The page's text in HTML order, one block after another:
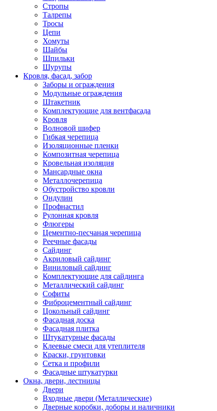
Стропы
Талрепы
Тросы
Цепи
Хомуты
Шайбы
Шпильки
Шурупы
Кровля, фасад, забор
Заборы и ограждения
Модульные ограждения
Штакетник
Комплектующие для вентфасада
Кровля
Волновой шифер
Гибкая черепица
Изоляционные пленки
Композитная черепица
Кровельная изоляция
Мансардные окна
Металлочерепица
Обустройство кровли
Ондулин
Профнастил
Рулонная кровля
Флюгеры
Цементно-песчаная черепица
Реечные фасады
Сайдинг
Акриловый сайдинг
Виниловый сайдинг
Комплектующие для сайдинга
Металлический сайдинг
Софиты
Фиброцементный сайдинг
Цокольный сайдинг
Фасадная доска
Фасадная плитка
Штукатурные фасады
Клеевые смеси для утеплителя
Краски, грунтовки
Сетка и профили
Фасадные штукатурки
Окна, двери, лестницы
Двери
Входные двери (Металлические)
Дверные коробки, доборы и наличники